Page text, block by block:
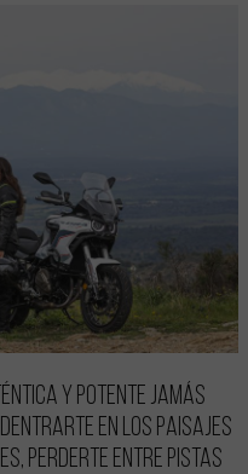
Y POTENTE JAMÁS
adentrarte en los paisajes
perderte entre pistas